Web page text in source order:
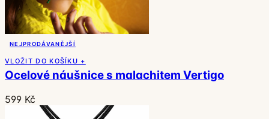
NEJPRODÁVANĚJŠÍ
VLOŽIT DO KOŠÍKU +
Ocelové náušnice s malachitem Vertigo
599 Kč